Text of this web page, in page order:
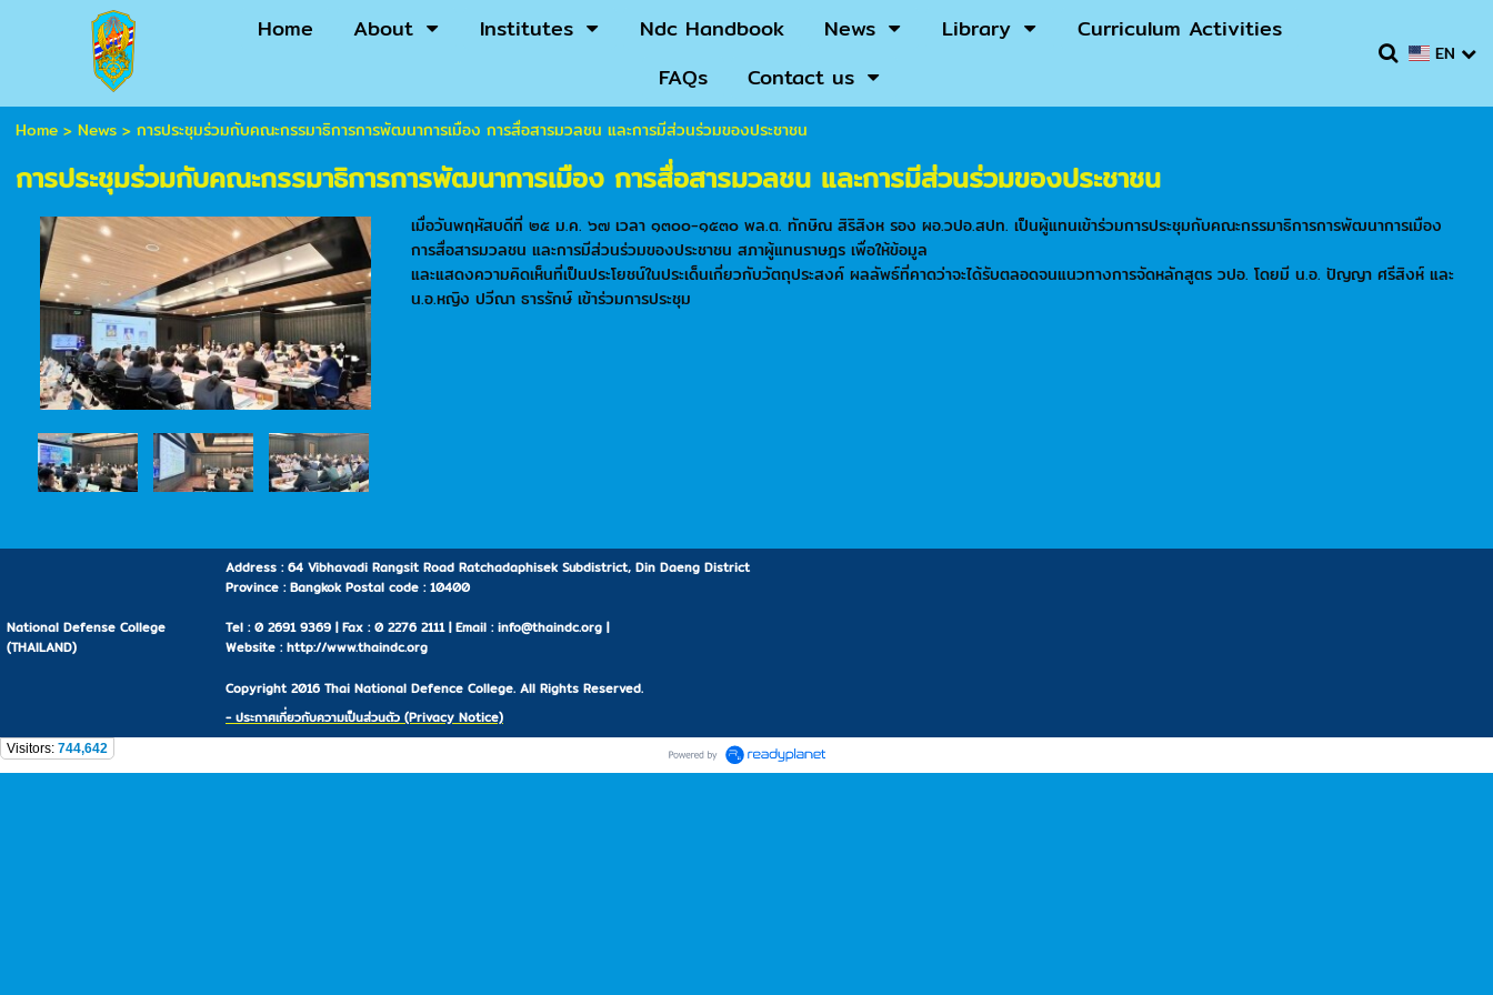
Home About Institutes Ndc Handbook News Library
Curriculum Activities
FAQs
Contact us
EN
Home> News> การประชุมร่วมกับคณะกรรมาธิการการพัฒนาการเมือง การสื่อสารมวลชน และการมีส่วนร่วมของประชาชน
การประชุมร่วมกับคณะกรรมาธิการการพัฒนาการเมือง การสื่อสารมวลชน และการมีส่วนร่วมของประชาชน
เมื่อวันพฤหัสบดีที่ ๒๕ ม.ค. ๖๗ เวลา ๑๓๐๐-๑๕๓๐ พล.ต. ทักษิณ สิริสิงห รอง ผอ.วปอ.สปท. เป็นผู้แทนเข้าร่วมการประชุมกับคณะกรรมาธิการการพัฒนาการเมือง
การสื่อสารมวลชน และการมีส่วนร่วมของประชาชน สภาผู้แทนราษฎร เพื่อให้ข้อมูล
และแสดงความคิดเห็นที่เป็นประโยชน์ในประเด็นเกี่ยวกับวัตถุประสงค์ ผลลัพธ์ที่คาดว่าจะได้รับตลอดจนแนวทางการจัดหลักสูตร วปอ. โดยมี น.อ. ปัญญา ศรีสิงห์ และ
น.อ.หญิง ปวีณา ธารรักษ์ เข้าร่วมการประชุม
Address : 64 Vibhavadi Rangsit Road Ratchadaphisek Subdistrict, Din Daeng District
Province : Bangkok Postal code : 10400
National Defense College
(THAILAND)
Tel : 0 2691 9369 | Fax : 0 2276 2111 | Email : info@thaindc.org |
Website : http://www.thaindc.org
Copyright 2016 Thai National Defence College. All Rights Reserved.
- ประกาศเกี่ยวกับความเป็นส่วนตัว (Privacy Notice)
Visitors: 744,642